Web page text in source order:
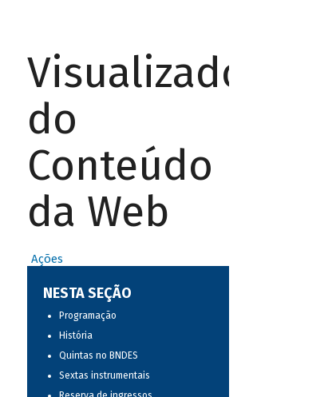
Visualizador
do
Conteúdo
da Web
Ações
NESTA SEÇÃO
Programação
História
Quintas no BNDES
Sextas instrumentais